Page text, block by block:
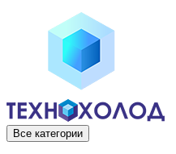
Все категории